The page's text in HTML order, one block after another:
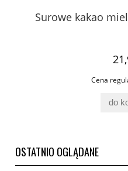
Surowe kakao
Cena
do
OSTATNIO OGLĄDANE